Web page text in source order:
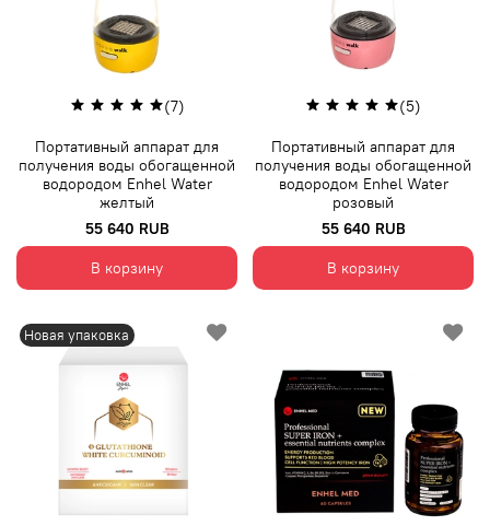
(7)
Портативный аппарат для
получения воды обогащенной
водородом Enhel Water
желтый
55 640 RUB
В корзину
(5)
Портативный аппарат для
получения воды обогащенной
водородом Enhel Water
розовый
55 640 RUB
В корзину
Новая упаковка